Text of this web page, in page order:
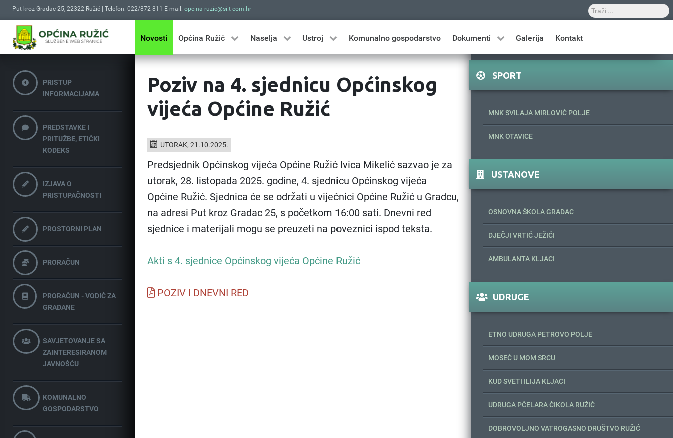
Put kroz Gradac 25, 22322 Ružić | Telefon: 022/872-811 E-mail: opcina-ruzic@si.t-com.hr
Novosti Općina Ružić Naselja Ustroj Komunalno gospodarstvo Dokumenti Galerija Kontakt
PRISTUP
INFORMACIJAMA
PREDSTAVKE I
PRITUŽBE, ETIČKI
KODEKS
IZJAVA O
PRISTUPAČNOSTI
PROSTORNI PLAN
PRORAČUN
PRORAČUN - VODIČ ZA
GRAĐANE
SAVJETOVANJE SA
ZAINTERESIRANOM
JAVNOŠĆU
KOMUNALNO
GOSPODARSTVO
Poziv na 4. sjednicu Općinskog
vijeća Općine Ružić
UTORAK, 21.10.2025.
Predsjednik Općinskog vijeća Općine Ružić Ivica Mikelić sazvao je za
utorak, 28. listopada 2025. godine, 4. sjednicu Općinskog vijeća
Općine Ružić. Sjednica će se održati u vijećnici Općine Ružić u Gradcu,
na adresi Put kroz Gradac 25, s početkom 16:00 sati. Dnevni red
sjednice i materijali mogu se preuzeti na poveznici ispod teksta.​
Akti s 4. sjednice Općinskog vijeća Općine Ružić
POZIV I DNEVNI RED
SPORT
MNK SVILAJA MIRLOVIĆ POLJE
MNK OTAVICE
USTANOVE
OSNOVNA ŠKOLA GRADAC
DJEČJI VRTIĆ JEŽIĆI
AMBULANTA KLJACI
UDRUGE
ETNO UDRUGA PETROVO POLJE
MOSEĆ U MOM SRCU
KUD SVETI ILIJA KLJACI
UDRUGA PČELARA ČIKOLA RUŽIĆ
DOBROVOLJNO VATROGASNO DRUŠTVO RUŽIĆ